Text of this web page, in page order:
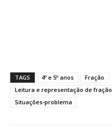
TAGS 4º e 5º anos
Fração
Leitura e representação de fração
Situações-problema